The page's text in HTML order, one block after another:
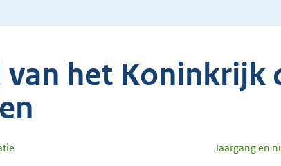
van het Koninkrijk
Jaargang en